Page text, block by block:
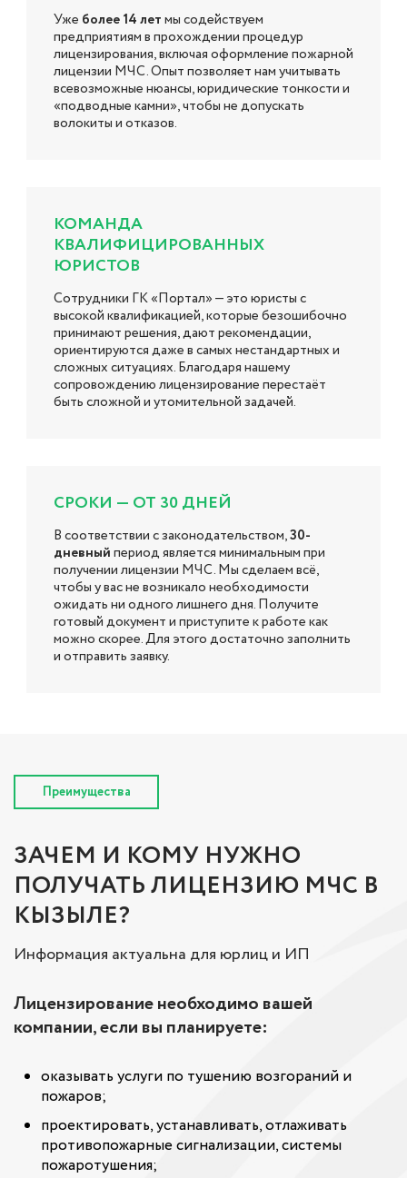
Уже более 14 летмы содействуем
предприятиям в прохождении процедур
лицензирования, включая оформление пожарной
лицензии МЧС. Опыт позволяет нам учитывать
всевозможные нюансы, юридические тонкости и
«подводные камни», чтобы не допускать
волокиты и отказов.
КОМАНДА
КВАЛИФИЦИРОВАННЫХ
ЮРИСТОВ
Сотрудники ГК «Портал» — это юристы с
высокой квалификацией, которые безошибочно
принимают решения, дают рекомендации,
ориентируются даже в самых нестандартных и
сложных ситуациях. Благодаря нашему
сопровождению лицензирование перестаёт
быть сложной и утомительной задачей.
СРОКИ — ОТ 30 ДНЕЙ
В соответствии с законодательством,30-
дневныйпериод является минимальным при
получении лицензии МЧС. Мы сделаем всё,
чтобы у вас не возникало необходимости
ожидать ни одного лишнего дня. Получите
готовый документ и приступите к работе как
можно скорее. Для этого достаточно заполнить
и отправить заявку.
Преимущества
ЗАЧЕМ И КОМУ НУЖНО
ПОЛУЧАТЬ ЛИЦЕНЗИЮ МЧС В
КЫЗЫЛЕ?
Информация актуальна для юрлиц и ИП
Лицензирование необходимо вашей
компании, если вы планируете:
оказывать услуги по тушению возгораний и
пожаров;
проектировать, устанавливать, отлаживать
противопожарные сигнализации, системы
пожаротушения;